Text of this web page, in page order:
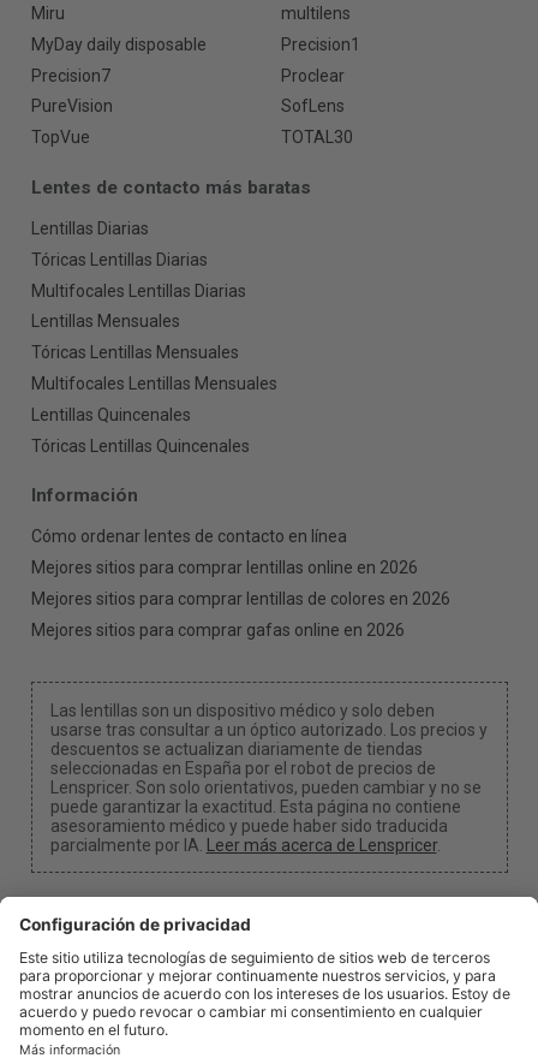
Miru
multilens
MyDay daily disposable
Precision1
Precision7
Proclear
PureVision
SofLens
TopVue
TOTAL30
Lentes de contacto más baratas
Lentillas Diarias
Tóricas Lentillas Diarias
Multifocales Lentillas Diarias
Lentillas Mensuales
Tóricas Lentillas Mensuales
Multifocales Lentillas Mensuales
Lentillas Quincenales
Tóricas Lentillas Quincenales
Información
Cómo ordenar lentes de contacto en línea
Mejores sitios para comprar lentillas online en 2026
Mejores sitios para comprar lentillas de colores en 2026
Mejores sitios para comprar gafas online en 2026
Las lentillas son un dispositivo médico y solo deben
usarse tras consultar a un óptico autorizado. Los precios y
descuentos se actualizan diariamente de tiendas
seleccionadas en España por el robot de precios de
Lenspricer. Son solo orientativos, pueden cambiar y no se
puede garantizar la exactitud. Esta página no contiene
asesoramiento médico y puede haber sido traducida
parcialmente por IA. Leer más acerca de Lenspricer.
Configuración de cookies
Podemos recibir una comisión si utilizas uno de